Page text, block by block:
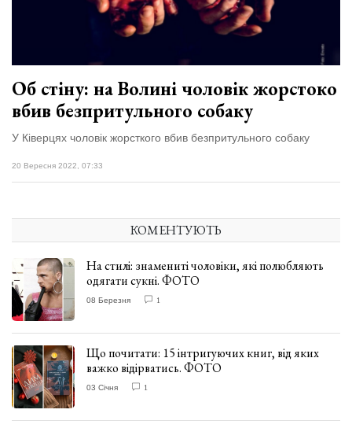
XIX
Спартакіада
29 Липня 2026
542 переглядів
Персона
Лайф
Афіша
Об стіну: на Волині чоловік жорстоко
вбив безпритульного собаку
У Ківерцях чоловік жорсткого вбив безпритульного собаку
20 Вересня 2022, 07:33
КОМЕНТУЮТЬ
На стилі: знамениті чоловіки, які полюбляють
одягати сукні. ФОТО
08 Березня 1
Що почитати: 15 інтригуючих книг, від яких
важко відірватись. ФОТО
03 Січня 1